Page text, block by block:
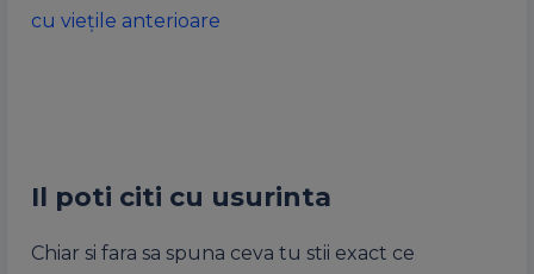
cu viețile anterioare
Il poti citi cu usurinta
Chiar si fara sa spuna ceva tu stii exact ce